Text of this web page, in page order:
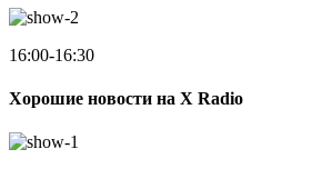
16:00-16:30
Хорошие новости на X Radio